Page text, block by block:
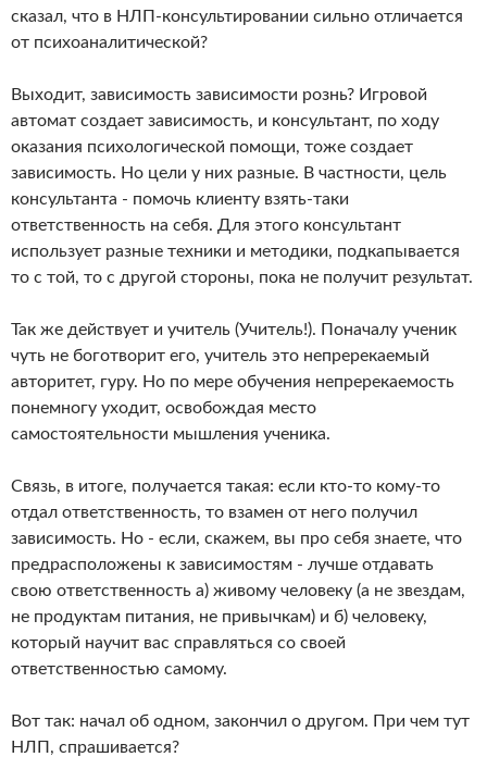
сказал, что в НЛП-консультировании сильно отличается
от психоаналитической?
Выходит, зависимость зависимости рознь? Игровой
автомат создает зависимость, и консультант, по ходу
оказания психологической помощи, тоже создает
зависимость. Но цели у них разные. В частности, цель
консультанта - помочь клиенту взять-таки
ответственность на себя. Для этого консультант
использует разные техники и методики, подкапывается
то с той, то с другой стороны, пока не получит результат.
Так же действует и учитель (Учитель!). Поначалу ученик
чуть не боготворит его, учитель это непререкаемый
авторитет, гуру. Но по мере обучения непререкаемость
понемногу уходит, освобождая место
самостоятельности мышления ученика.
Связь, в итоге, получается такая: если кто-то кому-то
отдал ответственность, то взамен от него получил
зависимость. Но - если, скажем, вы про себя знаете, что
предрасположены к зависимостям - лучше отдавать
свою ответственность а) живому человеку (а не звездам,
не продуктам питания, не привычкам) и б) человеку,
который научит вас справляться со своей
ответственностью самому.
Вот так: начал об одном, закончил о другом. При чем тут
НЛП, спрашивается?